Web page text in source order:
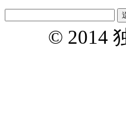
© 2014